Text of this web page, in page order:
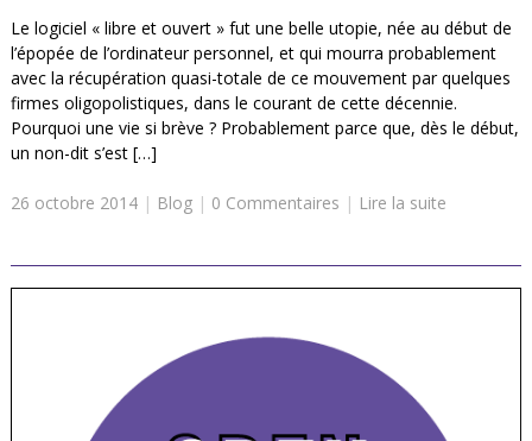
Le logiciel « libre et ouvert » fut une belle utopie, née au début de
l’épopée de l’ordinateur personnel, et qui mourra probablement
avec la récupération quasi-totale de ce mouvement par quelques
firmes oligopolistiques, dans le courant de cette décennie.
Pourquoi une vie si brève ? Probablement parce que, dès le début,
un non-dit s’est […]
26 octobre 2014| Blog | 0 Commentaires | Lire la suite